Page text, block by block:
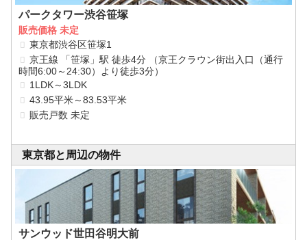
パークタワー渋谷笹塚
販売価格 未定
東京都渋谷区笹塚1
京王線 「笹塚」駅 徒歩4分 （京王クラウン街出入口（通行
時間6:00～24:30）より徒歩3分）
1LDK～3LDK
43.95平米～83.53平米
販売戸数 未定
東京都と周辺の物件
サンウッド世田谷明大前